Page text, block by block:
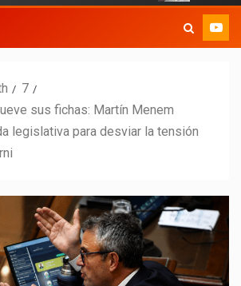
7
sus fichas: Martín Menem
legislativa para desviar la tensión